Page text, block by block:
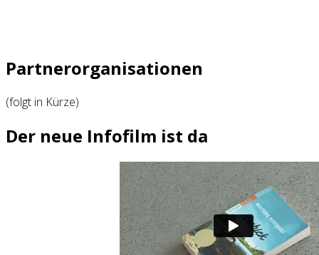
Partnerorganisationen
(folgt in Kürze)
Der neue Infofilm ist da